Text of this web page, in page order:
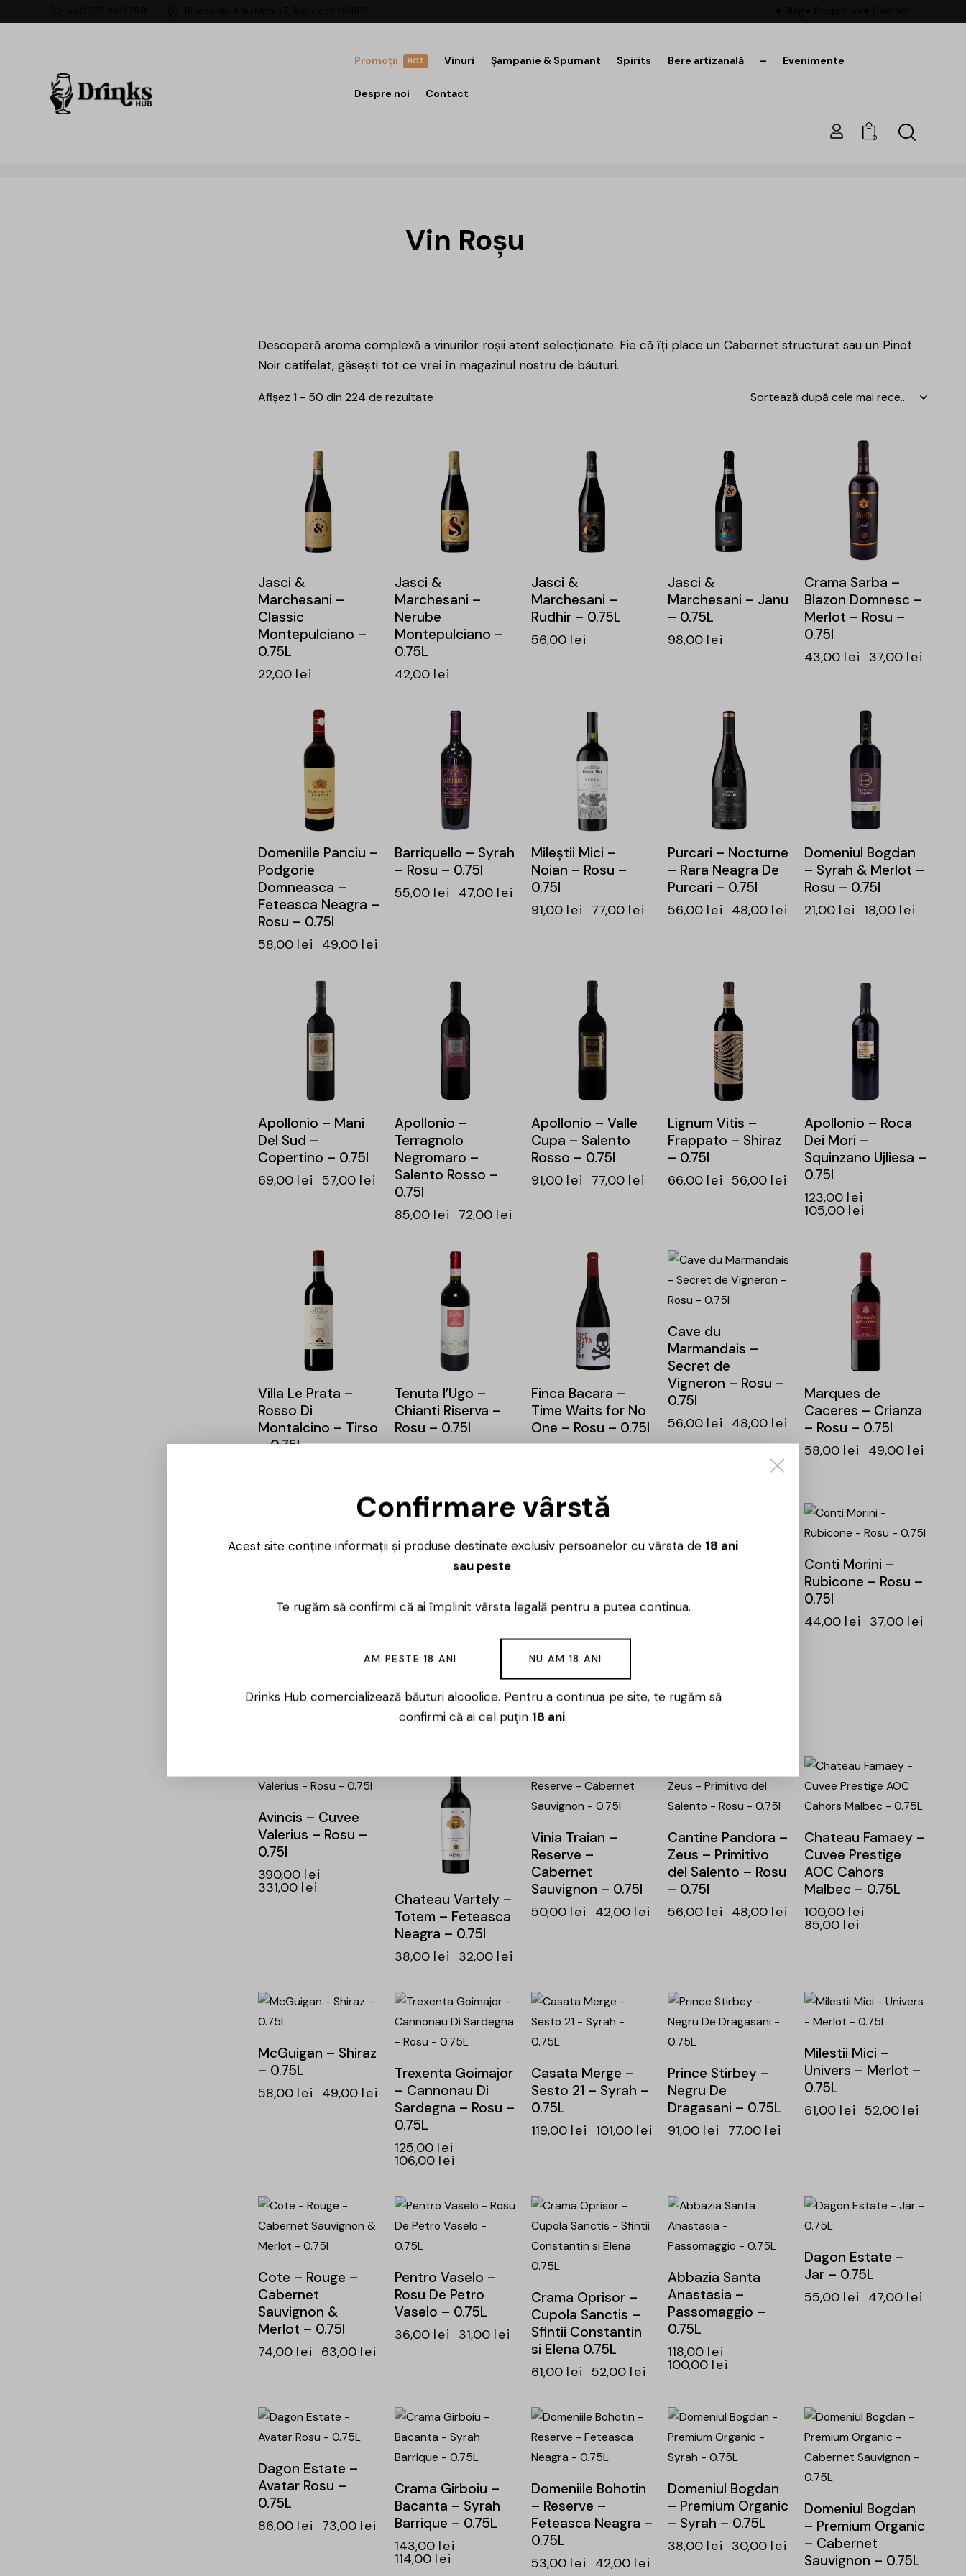
HOT
Promoții Vinuri Șampanie & Spumant Spirits Bere artizanală – Evenimente
Despre noi Contact
0
Vin Roșu
Descoperă aroma complexă a vinurilor roșii atent selecționate. Fie că îți place un Cabernet structurat sau un Pinot
Noir catifelat, găsești tot ce vrei în magazinul nostru de băuturi.
Afișez 1 - 50 din 224 de rezultate
Jasci &
Marchesani –
Classic
Montepulciano –
0.75L
22,00 lei
Jasci &
Marchesani –
Nerube
Montepulciano –
0.75L
42,00 lei
Jasci &
Marchesani –
Rudhir – 0.75L
56,00 lei
Jasci &
Marchesani – Janu
– 0.75L
98,00 lei
Crama Sarba –
Blazon Domnesc –
Merlot – Rosu –
0.75l
43,00 lei 37,00 lei
Domeniile Panciu –
Podgorie
Domneasca –
Feteasca Neagra –
Rosu – 0.75l
58,00 lei 49,00 lei
Barriquello – Syrah
– Rosu – 0.75l
55,00 lei 47,00 lei
Mileştii Mici –
Noian – Rosu –
0.75l
91,00 lei 77,00 lei
Purcari – Nocturne
– Rara Neagra De
Purcari – 0.75l
56,00 lei 48,00 lei
Domeniul Bogdan
– Syrah & Merlot –
Rosu – 0.75l
21,00 lei 18,00 lei
Apollonio – Mani
Del Sud –
Copertino – 0.75l
69,00 lei 57,00 lei
Apollonio –
Terragnolo
Negromaro –
Salento Rosso –
0.75l
85,00 lei 72,00 lei
Apollonio – Valle
Cupa – Salento
Rosso – 0.75l
91,00 lei 77,00 lei
Lignum Vitis –
Frappato – Shiraz
– 0.75l
66,00 lei 56,00 lei
Apollonio – Roca
Dei Mori –
Squinzano Ujliesa –
0.75l
123,00 lei
105,00 lei
Villa Le Prata –
Rosso Di
Montalcino – Tirso
– 0.75l
Tenuta l’Ugo –
Chianti Riserva –
Rosu – 0.75l
Finca Bacara –
Time Waits for No
One – Rosu – 0.75l
Cave du
Marmandais –
Secret de
Vigneron – Rosu –
0.75l
56,00 lei 48,00 lei
Marques de
Caceres – Crianza
– Rosu – 0.75l
58,00 lei 49,00 lei
Marmandais – Nos
– 0.75L
Cote des Roses –
Pinot Noir – 0.75L
lei
Cabernet
Sauvignon – Rosu
– 0.75l
154,00lei
Conti Morini –
Rubicone – Rosu –
0.75l
44,00 lei 37,00 lei
-15%
Avincis – Cuvee
Valerius – Rosu –
0.75l
390,00 lei
331,00 lei
-16%
Chateau Vartely –
Totem – Feteasca
Neagra – 0.75l
38,00 lei 32,00 lei
-16%
Vinia Traian –
Reserve –
Cabernet
Sauvignon – 0.75l
50,00 lei 42,00 lei
-14%
Cantine Pandora –
Zeus – Primitivo
del Salento – Rosu
– 0.75l
56,00 lei 48,00 lei
Chateau Famaey –
Cuvee Prestige
AOC Cahors
Malbec – 0.75L
100,00 lei
85,00 lei
McGuigan – Shiraz
– 0.75L
58,00 lei 49,00 lei
Trexenta Goimajor
– Cannonau Di
Sardegna – Rosu –
0.75L
125,00 lei
106,00 lei
Casata Merge –
Sesto 21 – Syrah –
0.75L
119,00 lei 101,00 lei
Prince Stirbey –
Negru De
Dragasani – 0.75L
91,00 lei 77,00 lei
Milestii Mici –
Univers – Merlot –
0.75L
61,00 lei 52,00 lei
Cote – Rouge –
Cabernet
Sauvignon &
Merlot – 0.75l
74,00 lei 63,00 lei
Pentro Vaselo –
Rosu De Petro
Vaselo – 0.75L
36,00 lei 31,00 lei
Crama Oprisor –
Cupola Sanctis –
Sfintii Constantin
si Elena 0.75L
61,00 lei 52,00 lei
Abbazia Santa
Anastasia –
Passomaggio –
0.75L
118,00 lei
100,00 lei
Dagon Estate –
Jar – 0.75L
55,00 lei 47,00 lei
Dagon Estate –
Avatar Rosu –
0.75L
86,00 lei 73,00 lei
Crama Girboiu –
Bacanta – Syrah
Barrique – 0.75L
143,00 lei
114,00 lei
Domeniile Bohotin
– Reserve –
Feteasca Neagra –
0.75L
53,00 lei 42,00 lei
Domeniul Bogdan
– Premium Organic
– Syrah – 0.75L
38,00 lei 30,00 lei
Domeniul Bogdan
– Premium Organic
– Cabernet
Sauvignon – 0.75L
Confirmare vârstă
Acest site conține informații și produse destinate exclusiv persoanelor cu vârsta de 18 ani
sau peste.
Te rugăm să confirmi că ai împlinit vârsta legală pentru a putea continua.
AM PESTE 18 ANI NU AM 18 ANI
Drinks Hub comercializează băuturi alcoolice. Pentru a continua pe site, te rugăm să
confirmi că ai cel puțin 18 ani.